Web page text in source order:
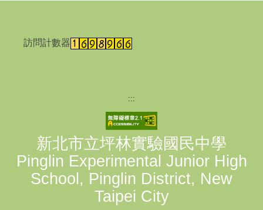
訪問計數器
:::
新北市立坪林實驗國民中學
Pinglin Experimental Junior High
School, Pinglin District, New
Taipei City